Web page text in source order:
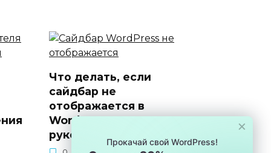
Что делать, если
сайдбар не
отображается в
WordPress: пошаговое
руководство
×
Прокачай свой WordPress!